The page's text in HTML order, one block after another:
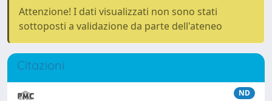
Attenzione! I dati visualizzati non sono stati
sottoposti a validazione da parte dell'ateneo
Citazioni
ND